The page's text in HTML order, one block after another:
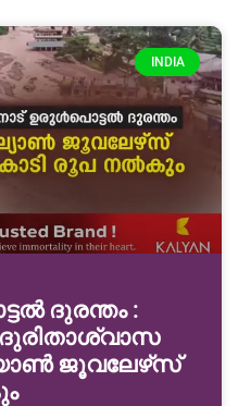
INDIA
ദുരന്തം :
ജൂവലേഴ്‌സ്